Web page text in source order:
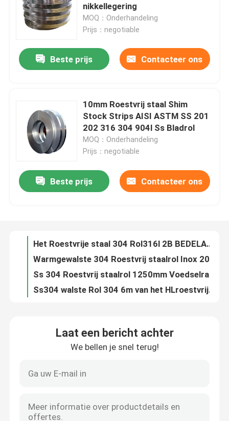
Huis
Producten
Ongeveer ons
Kwaliteitscontrole
Contact de V.S.
Verzoek om een Citaat
het blad van de roestvrij staalplaat
nikkellegering
MOQ：Onderhandeling
Prijs：negotiable
Beste prijs Contacteer ons
10mm Roestvrij staal Shim
Stock Strips AISI ASTM SS 201
202 316 304 904l Ss Bladrol
MOQ：Onderhandeling
Prijs：negotiable
Beste prijs Contacteer ons
Het Roestvrije staal 304 Rol316l 2B BEDELAARS 1219mm van de Satiborstel
van de het Roestvrije staalstrook van 304N 310S van het de Rollassen Metaal 100mm
Aisi 304 301L-Koudgewalst Metaal 2000mm van de Roestvrij staalrol
Laat een bericht achter
We bellen je snel terug!